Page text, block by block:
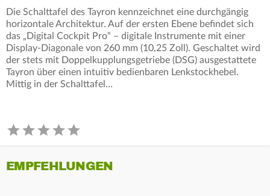
Die Schalttafel des Tayron kennzeichnet eine durchgängig
horizontale Architektur. Auf der ersten Ebene befindet sich
das „Digital Cockpit Pro“ – digitale Instrumente mit einer
Display-Diagonale von 260 mm (10,25 Zoll). Geschaltet wird
der stets mit Doppelkupplungsgetriebe (DSG) ausgestattete
Tayron über einen intuitiv bedienbaren Lenkstockhebel.
Mittig in der Schalttafel…
EMPFEHLUNGEN